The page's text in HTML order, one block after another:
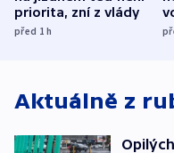
priorita, zní z vlády
před 1h
Aktuálně z